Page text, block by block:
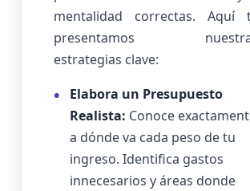
mentalidad correctas. Aquí
presentamos
estrategias clave:
Elabora un Presupuesto
Realista: Conoce
a dónde va cada peso de tu
ingreso. Identifica gastos
innecesarios y áreas donde